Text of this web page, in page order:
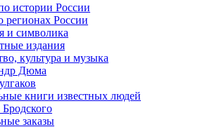
истории России
регионах России
и символика
издания
культура и музыка
Дюма
книги известных людей
заказы